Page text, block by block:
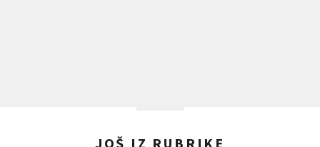
JOŠ IZ RUBRIKE